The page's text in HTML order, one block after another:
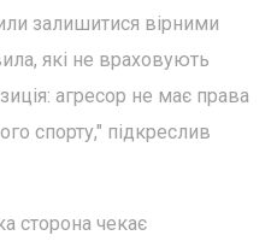
залишитися вірними
які не враховують
агресор не має права
спорту," підкреслив
сторона чекає